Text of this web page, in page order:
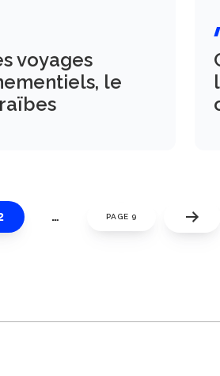
voyages
le
… PAGE 9